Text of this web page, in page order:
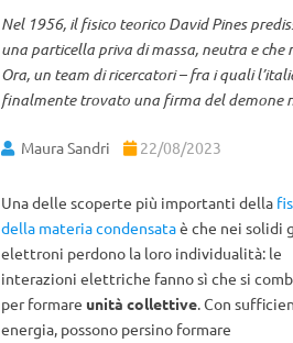
Nel 1956, il fisico teorico David Pines
una particella priva di massa, neutra e che
Ora, un team di ricercatori – fra i quali
finalmente trovato una firma del demone
Maura Sandri 22/08/2023
Una delle scoperte più importanti della
della materia condensataè che nei solidi
elettroni perdono la loro individualità: le
interazioni elettriche fanno sì che si
per formare unità collettive. Con
energia, possono persino formare